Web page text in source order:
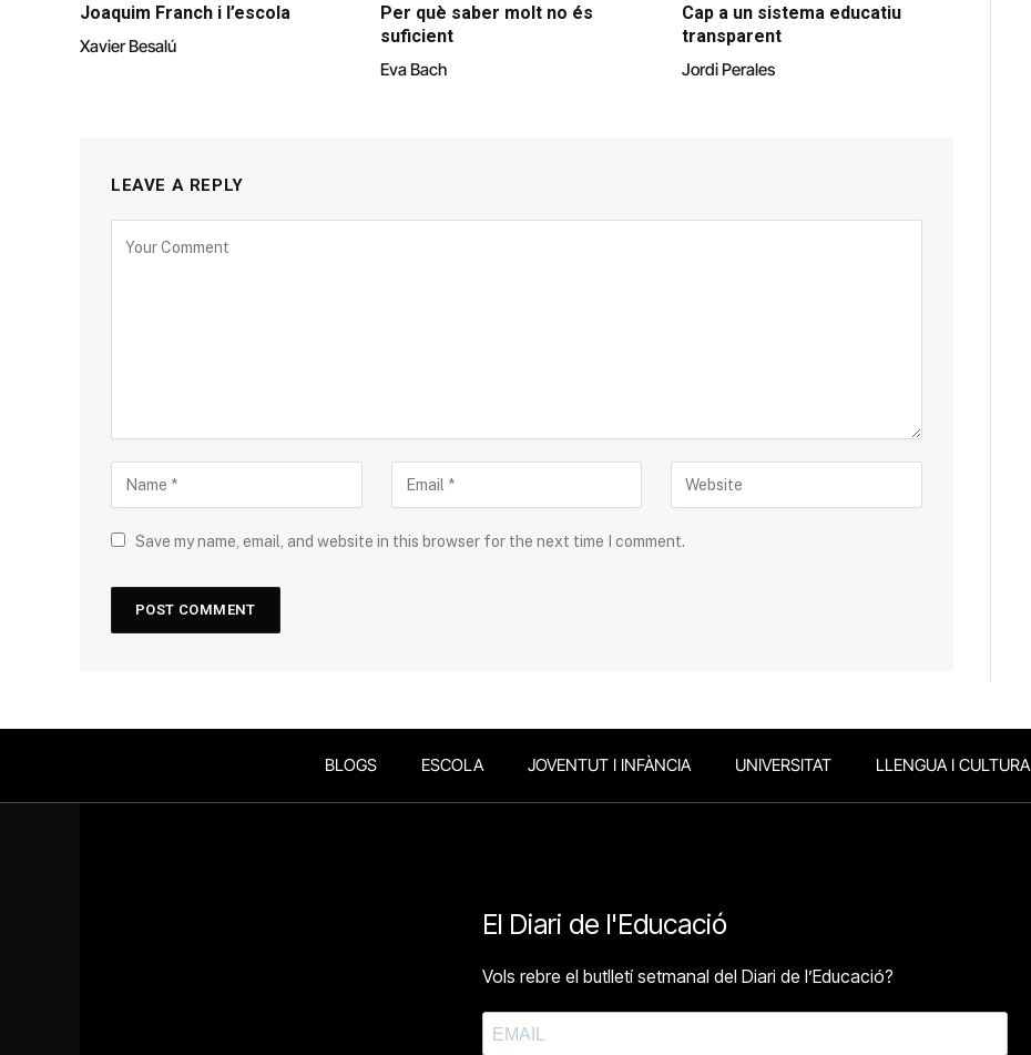
Joaquim Franch i l’escola
Xavier Besalú
Per què saber molt no és
suficient
Eva Bach
Cap a un sistema educatiu
transparent
Jordi Perales
LEAVE A REPLY
Save my name, email, and website in this browser for the next time I comment.
BLOGS ESCOLA JOVENTUT I INFÀNCIA UNIVERSITAT LLENGUA I CULTURA